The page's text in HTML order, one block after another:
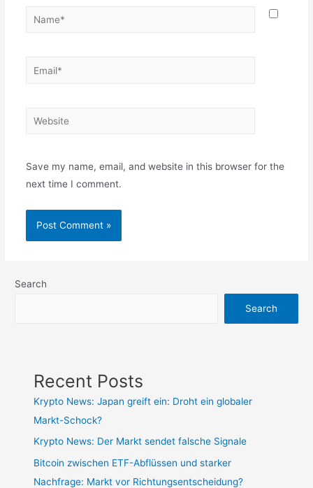
Name*
Email*
Website
Save my name, email, and website in this browser for the
next time I comment.
Search
Search
Recent Posts
Krypto News: Japan greift ein: Droht ein globaler
Markt-Schock?
Krypto News: Der Markt sendet falsche Signale
Bitcoin zwischen ETF-Abflüssen und starker
Nachfrage: Markt vor Richtungsentscheidung?